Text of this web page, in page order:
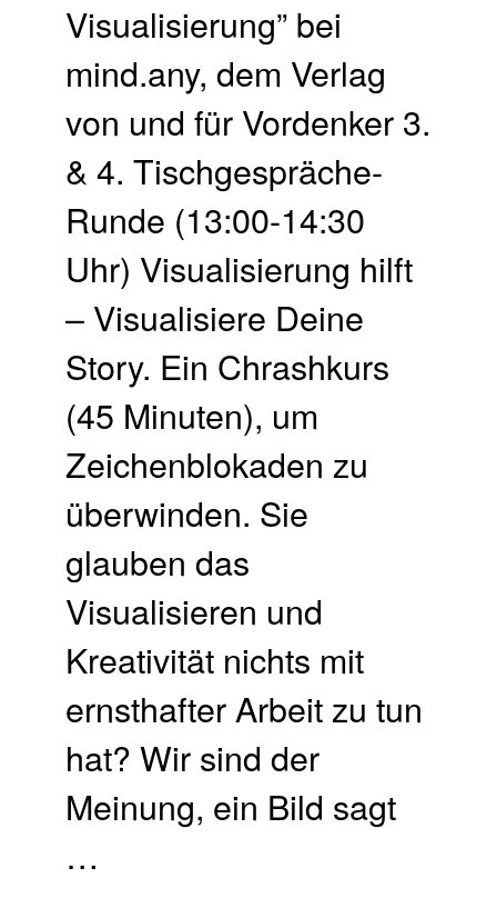
Visualisierung” bei
mind.any, dem Verlag
von und für Vordenker 3.
& 4. Tischgespräche-
Runde (13:00-14:30
Uhr) Visualisierung hilft
– Visualisiere Deine
Story. Ein Chrashkurs
(45 Minuten), um
Zeichenblokaden zu
überwinden. Sie
glauben das
Visualisieren und
Kreativität nichts mit
ernsthafter Arbeit zu tun
hat? Wir sind der
Meinung, ein Bild sagt
…